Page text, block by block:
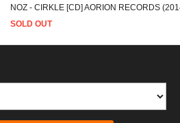
NOZ - CIRKLE [CD] AORION RECORDS
SOLD OUT